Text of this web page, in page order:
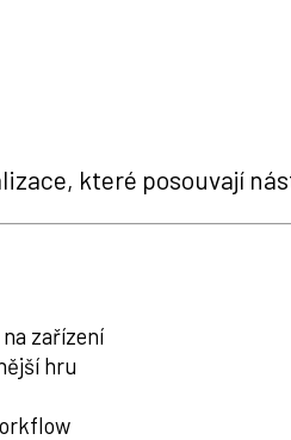
které posouvají
zařízení
hru